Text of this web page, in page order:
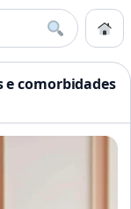
Buscar
Início
e comorbidades